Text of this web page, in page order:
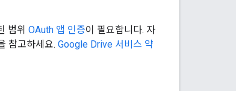
범위 OAuth 앱 인증이 필요합니다. 자
참고하세요. Google Drive 서비스 약